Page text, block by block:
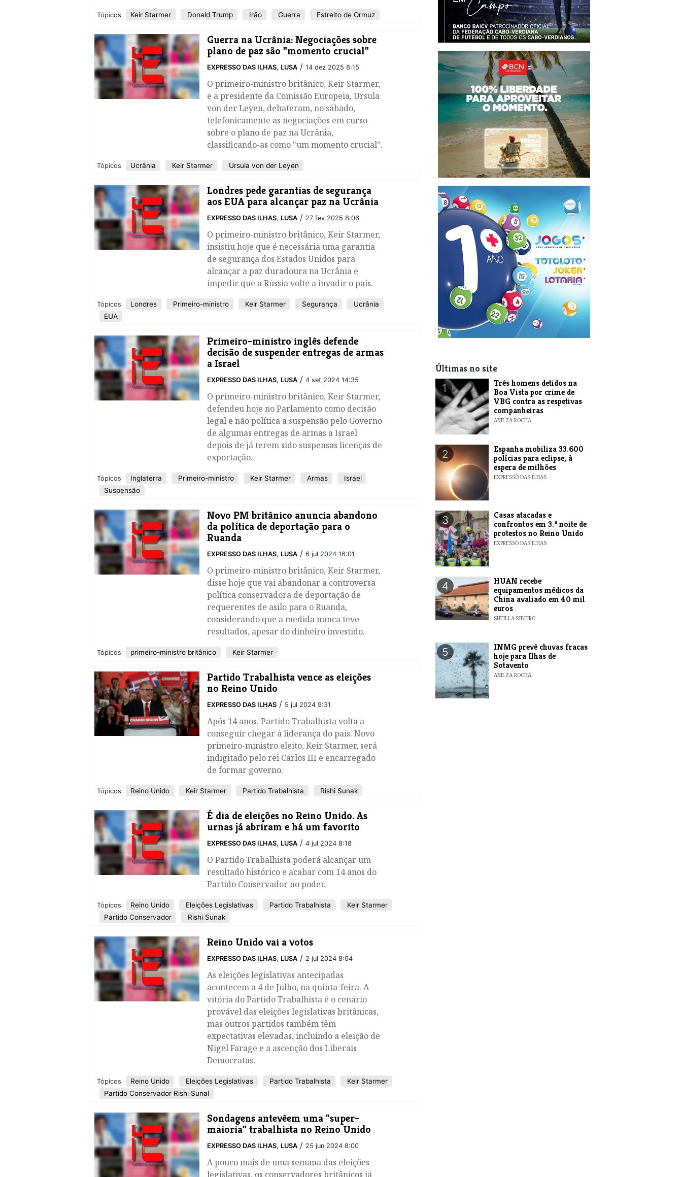
Tópicos Keir Starmer Donald Trump Irão Guerra Estreito de Ormuz
​Guerra na Ucrânia: Negociações sobre
plano de paz são "momento crucial"
EXPRESSO DAS ILHAS, LUSA / 14 dez 2025 8:15
O primeiro-ministro britânico, Keir Starmer,
e a presidente da Comissão Europeia, Ursula
von der Leyen, debateram, no sábado,
telefonicamente as negociações em curso
sobre o plano de paz na Ucrânia,
classificando-as como "um momento crucial".
Tópicos Ucrânia Keir Starmer Ursula von der Leyen
Londres pede garantias de segurança
aos EUA para alcançar paz na Ucrânia
EXPRESSO DAS ILHAS, LUSA / 27 fev 2025 8:06
O primeiro-ministro britânico, Keir Starmer,
insistiu hoje que é necessária uma garantia
de segurança dos Estados Unidos para
alcançar a paz duradoura na Ucrânia e
impedir que a Rússia volte a invadir o país.
Tópicos Londres Primeiro-ministro Keir Starmer Segurança
Ucrânia
EUA
Primeiro-ministro inglês defende
decisão de suspender entregas de armas
a Israel
EXPRESSO DAS ILHAS, LUSA / 4 set 2024 14:35
O primeiro-ministro britânico, Keir Starmer,
defendeu hoje no Parlamento como decisão
legal e não política a suspensão pelo Governo
de algumas entregas de armas a Israel
depois de já terem sido suspensas licenças de
exportação.
Tópicos Inglaterra Primeiro-ministro Keir Starmer Armas
Israel
Suspensão
Novo PM britânico anuncia abandono
da política de deportação para o
Ruanda
EXPRESSO DAS ILHAS, LUSA / 6 jul 2024 16:01
​O primeiro-ministro britânico, Keir Starmer,
disse hoje que vai abandonar a controversa
política conservadora de deportação de
requerentes de asilo para o Ruanda,
considerando que a medida nunca teve
resultados, apesar do dinheiro investido.
Tópicos primeiro-ministro britânico Keir Starmer
​Partido Trabalhista vence as eleições
no Reino Unido
EXPRESSO DAS ILHAS / 5 jul 2024 9:31
Após 14 anos, Partido Trabalhista volta a
conseguir chegar à liderança do país. Novo
primeiro-ministro eleito, Keir Starmer, será
indigitado pelo rei Carlos III e encarregado
de formar governo.
Tópicos Reino Unido Keir Starmer Partido Trabalhista Rishi Sunak
É dia de eleições no Reino Unido. As
urnas já abriram e há um favorito
EXPRESSO DAS ILHAS, LUSA / 4 jul 2024 8:18
O Partido Trabalhista poderá alcançar um
resultado histórico e acabar com 14 anos do
Partido Conservador no poder.
Tópicos Reino Unido Eleições Legislativas Partido Trabalhista
Keir Starmer
Partido Conservador
Rishi Sunak
Reino Unido vai a votos
EXPRESSO DAS ILHAS, LUSA / 2 jul 2024 8:04
As eleições legislativas antecipadas
acontecem a 4 de Julho, na quinta-feira. A
vitória do Partido Trabalhista é o cenário
provável das eleições legislativas britânicas,
mas outros partidos também têm
expectativas elevadas, incluindo a eleição de
Nigel Farage e a ascenção dos Liberais
Democratas.
Tópicos Reino Unido Eleições Legislativas Partido Trabalhista
Keir Starmer
Partido Conservador Rishi Sunal
Sondagens antevêem uma "super-
maioria" trabalhista no Reino Unido
EXPRESSO DAS ILHAS, LUSA / 25 jun 2024 8:00
A pouco mais de uma semana das eleições
legislativas, os conservadores britânicos já
Últimas no site
1
Três homens detidos na
Boa Vista por crime de
VBG contra as respetivas
companheiras
ANILZA ROCHA
2
Espanha mobiliza 33.600
polícias para eclipse, à
espera de milhões
EXPRESSO DAS ILHAS
3
Casas atacadas e
confrontos em 3.ª noite de
protestos no Reino Unido
EXPRESSO DAS ILHAS
4
HUAN recebe
equipamentos médicos da
China avaliado em 40 mil
euros
SHEILLA RIBEIRO
5
INMG prevê chuvas fracas
hoje para Ilhas de
Sotavento
ANILZA ROCHA